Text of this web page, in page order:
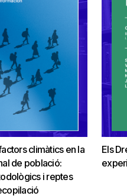
climàtics en la
de població:
i reptes
Els